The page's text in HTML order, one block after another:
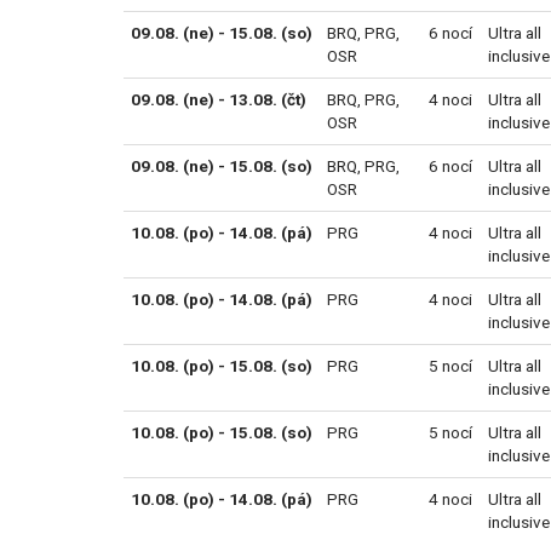
09.08. (ne) - 15.08. (so) BRQ, PRG,
OSR
6 nocí
Ultra all
inclusive
09.08. (ne) - 13.08. (čt) BRQ, PRG,
OSR
4 noci
Ultra all
inclusive
09.08. (ne) - 15.08. (so) BRQ, PRG,
OSR
6 nocí
Ultra all
inclusive
10.08. (po) - 14.08. (pá) PRG 4 noci
Ultra all
inclusive
10.08. (po) - 14.08. (pá) PRG 4 noci
Ultra all
inclusive
10.08. (po) - 15.08. (so) PRG 5 nocí
Ultra all
inclusive
10.08. (po) - 15.08. (so) PRG 5 nocí
Ultra all
inclusive
10.08. (po) - 14.08. (pá) PRG 4 noci
Ultra all
inclusive